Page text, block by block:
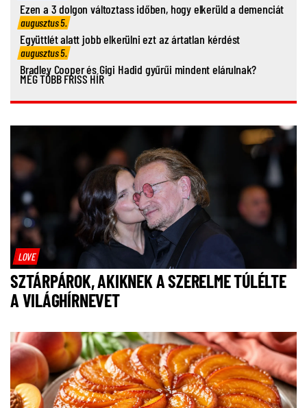
Ezen a 3 dolgon változtass időben, hogy elkerüld a demenciát
augusztus 5.
Együttlét alatt jobb elkerülni ezt az ártatlan kérdést
augusztus 5.
Bradley Cooper és Gigi Hadid gyűrűi mindent elárulnak?
MÉG TÖBB FRISS HÍR
LOVE
SZTÁRPÁROK, AKIKNEK A SZERELME TÚLÉLTE
A VILÁGHÍRNEVET